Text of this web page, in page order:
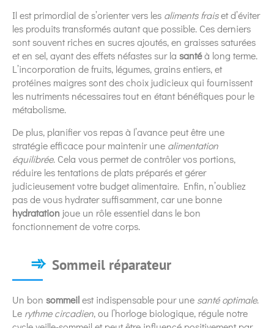
Il est primordial de s’orienter vers les aliments fraiset d’éviter
les produits transformés autant que possible. Ces derniers
sont souvent riches en sucres ajoutés, en graisses saturées
et en sel, ayant des effets néfastes sur la santéà long terme.
L’incorporation de fruits, légumes, grains entiers, et
protéines maigres sont des choix judicieux qui fournissent
les nutriments nécessaires tout en étant bénéfiques pour le
métabolisme.
De plus, planifier vos repas à l’avance peut être une
stratégie efficace pour maintenir une alimentation
équilibrée. Cela vous permet de contrôler vos portions,
réduire les tentations de plats préparés et gérer
judicieusement votre budget alimentaire. Enfin, n’oubliez
pas de vous hydrater suffisamment, car une bonne
hydratation joue un rôle essentiel dans le bon
fonctionnement de votre corps.
Sommeil réparateur
Un bon sommeilest indispensable pour une santé optimale.
Le rythme circadien, ou l’horloge biologique, régule notre